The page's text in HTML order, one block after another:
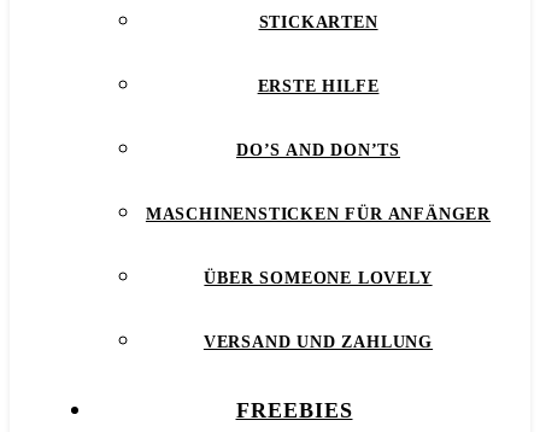
STICKARTEN
ERSTE HILFE
DO’S AND DON’TS
MASCHINENSTICKEN FÜR ANFÄNGER
ÜBER SOMEONE LOVELY
VERSAND UND ZAHLUNG
FREEBIES